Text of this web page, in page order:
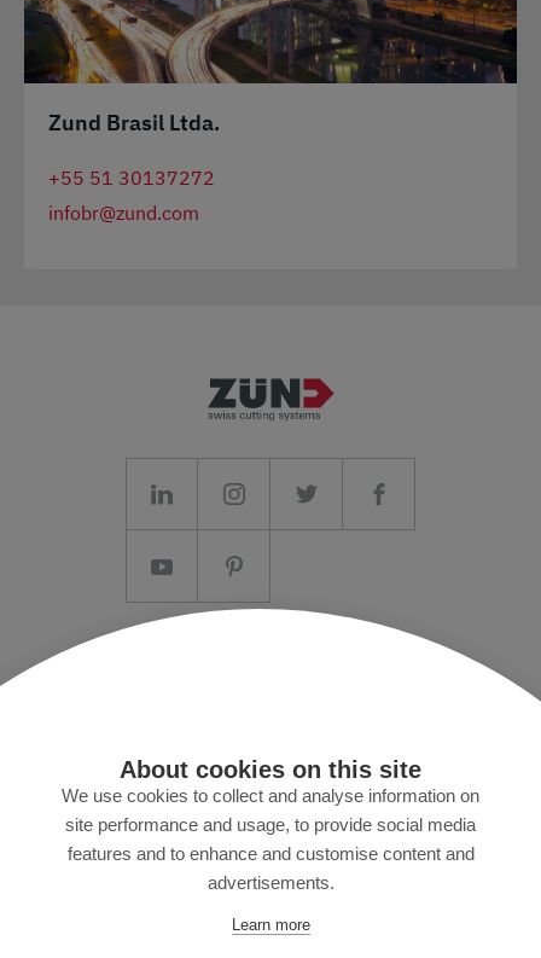
About cookies on this site
We use cookies to collect and analyse information on
site performance and usage, to provide social media
features and to enhance and customise content and
advertisements.
Learn more
Zund Brasil Ltda.
+55 51 30137272
infobr@zund.com
MyZund
Assine nossa newsletter